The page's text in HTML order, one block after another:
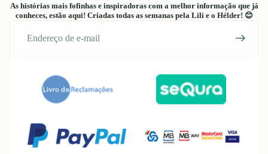
As histórias mais fofinhas e inspiradoras com a melhor informação que já
conheces, estão aqui! Criadas todas as semanas pela Lili e o Hélder! 😊